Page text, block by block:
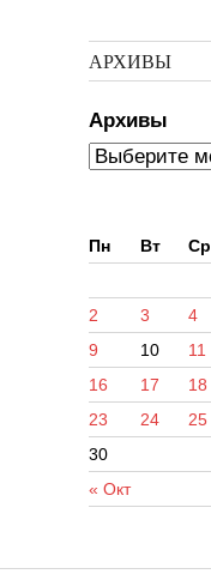
АРХИВЫ
Архивы
Пн
Вт Ср
« Окт
2
3 4
9
10 11
16
17 18
23
24 25
30